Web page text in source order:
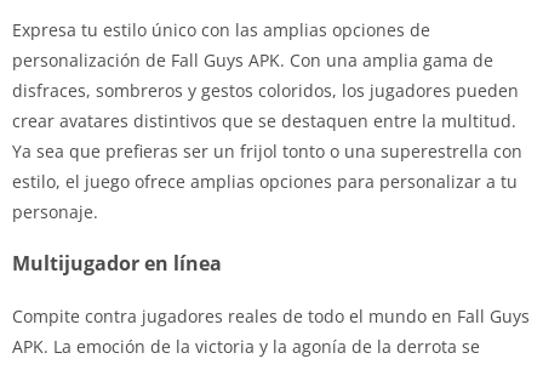
Expresa tu estilo único con las amplias opciones de
personalización de Fall Guys APK. Con una amplia gama de
disfraces, sombreros y gestos coloridos, los jugadores pueden
crear avatares distintivos que se destaquen entre la multitud.
Ya sea que prefieras ser un frijol tonto o una superestrella con
estilo, el juego ofrece amplias opciones para personalizar a tu
personaje.
Multijugador en línea
Compite contra jugadores reales de todo el mundo en Fall Guys
APK. La emoción de la victoria y la agonía de la derrota se